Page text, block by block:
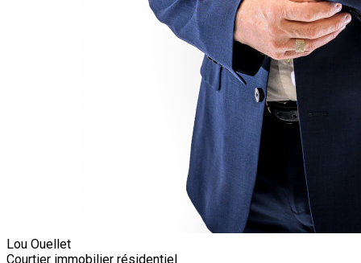
Lou Ouellet
Courtier immobilier résidentiel